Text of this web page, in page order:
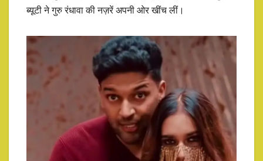
ब्यूटी ने गुरु रंधावा की नज़रें अपनी ओर खींच लीं।